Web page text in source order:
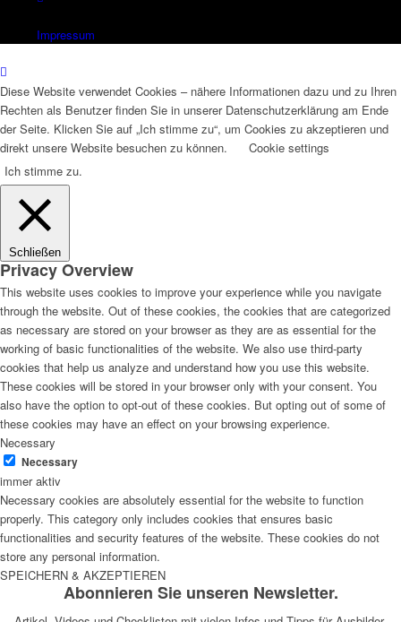
Impressum
Diese Website verwendet Cookies – nähere Informationen dazu und zu Ihren
Rechten als Benutzer finden Sie in unserer Datenschutzerklärung am Ende
der Seite. Klicken Sie auf „Ich stimme zu“, um Cookies zu akzeptieren und
direkt unsere Website besuchen zu können.
Cookie settings
Ich stimme zu.
Schließen
Privacy Overview
This website uses cookies to improve your experience while you navigate
through the website. Out of these cookies, the cookies that are categorized
as necessary are stored on your browser as they are as essential for the
working of basic functionalities of the website. We also use third-party
cookies that help us analyze and understand how you use this website.
These cookies will be stored in your browser only with your consent. You
also have the option to opt-out of these cookies. But opting out of some of
these cookies may have an effect on your browsing experience.
Necessary
Necessary
immer aktiv
Necessary cookies are absolutely essential for the website to function
properly. This category only includes cookies that ensures basic
functionalities and security features of the website. These cookies do not
store any personal information.
SPEICHERN & AKZEPTIEREN
Abonnieren Sie unseren Newsletter.